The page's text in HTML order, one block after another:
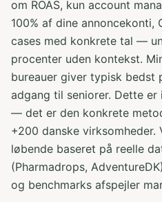
om ROAS, kun account
100% af dine annoncekonti,
cases med konkrete tal —
procenter uden kontekst.
bureauer giver typisk
adgang til seniorer. Dette
— det er den konkrete
+200 danske virksomheder.
løbende baseret på reelle
(Pharmadrops,
og benchmarks afspejler